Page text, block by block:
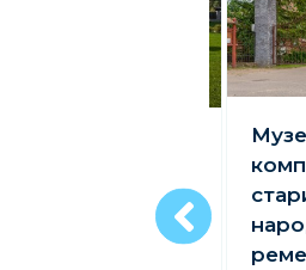
Гродненская обл.,